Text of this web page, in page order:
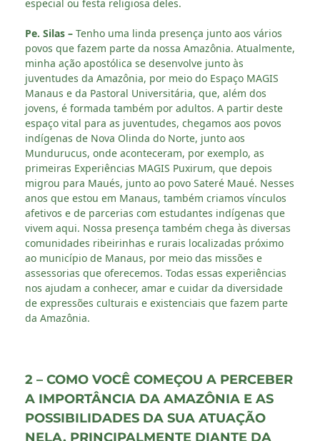
especial ou festa religiosa deles.
Pe. Silas – Tenho uma linda presença junto aos vários
povos que fazem parte da nossa Amazônia. Atualmente,
minha ação apostólica se desenvolve junto às
juventudes da Amazônia, por meio do Espaço MAGIS
Manaus e da Pastoral Universitária, que, além dos
jovens, é formada também por adultos. A partir deste
espaço vital para as juventudes, chegamos aos povos
indígenas de Nova Olinda do Norte, junto aos
Mundurucus, onde aconteceram, por exemplo, as
primeiras Experiências MAGIS Puxirum, que depois
migrou para Maués, junto ao povo Sateré Maué. Nesses
anos que estou em Manaus, também criamos vínculos
afetivos e de parcerias com estudantes indígenas que
vivem aqui. Nossa presença também chega às diversas
comunidades ribeirinhas e rurais localizadas próximo
ao município de Manaus, por meio das missões e
assessorias que oferecemos. Todas essas experiências
nos ajudam a conhecer, amar e cuidar da diversidade
de expressões culturais e existenciais que fazem parte
da Amazônia.
2 – COMO VOCÊ COMEÇOU A PERCEBER
A IMPORTÂNCIA DA AMAZÔNIA E AS
POSSIBILIDADES DA SUA ATUAÇÃO
NELA, PRINCIPALMENTE DIANTE DA